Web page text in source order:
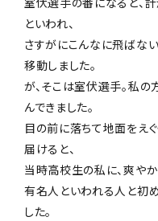
といわれ、
さすがにこんなに飛ばな
移動しました。
が、そこは室伏選手。私
んできました。
目の前に落ちて地面をえ
届けると、
当時高校生の私に、爽やか
有名人といわれる人と初め
した。